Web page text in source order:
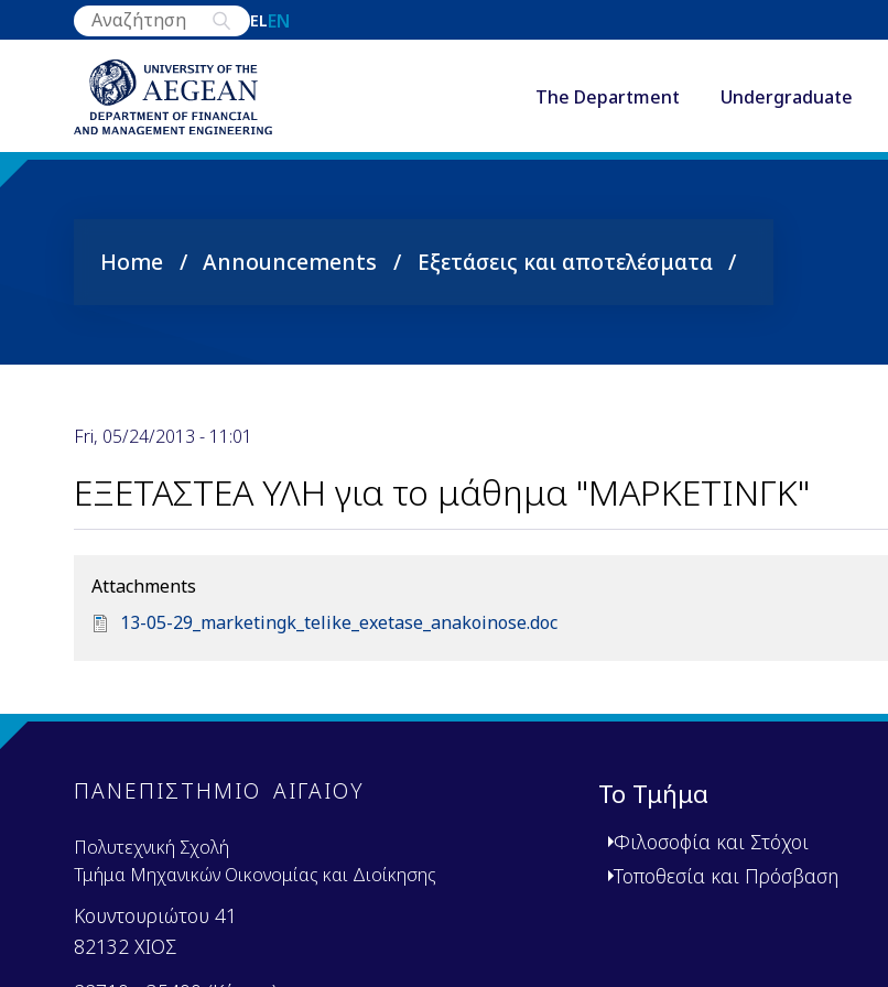
to
ELEN
The Department Undergraduate
Breadcrumb
Home Announcements Εξετάσεις και αποτελέσματα
Fri, 05/24/2013 - 11:01
ΕΞΕΤΑΣΤΕΑ ΥΛΗ για το μάθημα "ΜΑΡΚΕΤΙΝΓΚ"
Attachments
D
n
13-05-29_marketingk_telike_exetase_anakoinose.doc
ΠΑΝΕΠΙΣΤΗΜΙΟ ΑΙΓΑΙΟΥ
Πολυτεχνική Σχολή
Τμήμα Μηχανικών Οικονομίας και Διοίκησης
Κουντουριώτου 41
82132 ΧΙΟΣ
Το Τμήμα
Φιλοσοφία και Στόχοι
Τοποθεσία και Πρόσβαση